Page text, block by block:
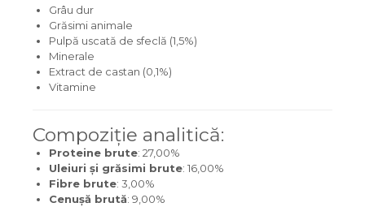
Grâu dur
Grăsimi animale
Pulpă uscată de sfeclă (1,5%)
Minerale
Extract de castan (0,1%)
Vitamine
Compoziție analitică:
Proteine brute: 27,00%
Uleiuri și grăsimi brute: 16,00%
Fibre brute: 3,00%
Cenușă brută: 9,00%